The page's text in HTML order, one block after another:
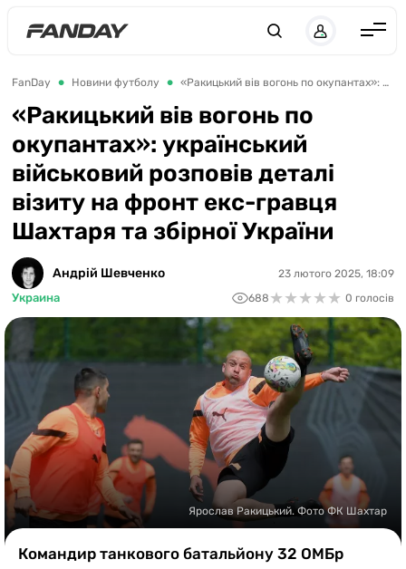
Англія
Іспанія
Німеччина
Італія
Франція
Україна
ЧЕ-2028
Букмекери
Казино
FanDay Новини футболу «Ракицький вів вогонь по окупантах»: український військовий розповів деталі візиту на фронт екс-гравця Шахтаря та збірної України
«Ракицький вів вогонь по
окупантах»: український
військовий розповів деталі
візиту на фронт екс-гравця
Шахтаря та збірної України
Андрій Шевченко
Украина
23 лютого 2025, 18:09
688 ★★★★★
★★★★★ 0 голосів
Ярослав Ракицький. Фото ФК Шахтар
Командир танкового батальйону 32 ОМБр